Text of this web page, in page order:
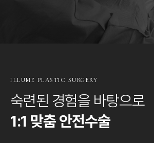
ILLUME PLASTIC SURGERY
숙련된 경험을 바탕으로
1:1 맞춤 안전수술